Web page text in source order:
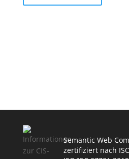
Semantic Web
zertifiziert nach